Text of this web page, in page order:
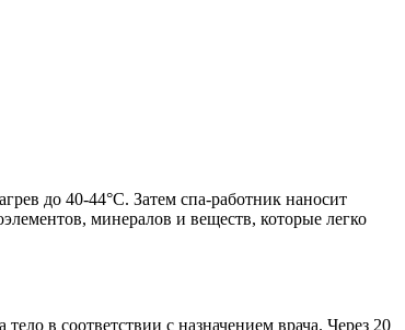
до 40-44°C. Затем спа-работник наносит
минералов и веществ, которые легко
в соответствии с назначением врача. Через 20